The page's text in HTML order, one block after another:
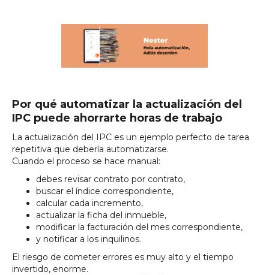
Por qué automatizar la actualización del
IPC puede ahorrarte horas de trabajo
La actualización del IPC es un ejemplo perfecto de tarea
repetitiva que debería automatizarse.
Cuando el proceso se hace manual:
debes revisar contrato por contrato,
buscar el índice correspondiente,
calcular cada incremento,
actualizar la ficha del inmueble,
modificar la facturación del mes correspondiente,
y notificar a los inquilinos.
El riesgo de cometer errores es muy alto y el tiempo
invertido, enorme.